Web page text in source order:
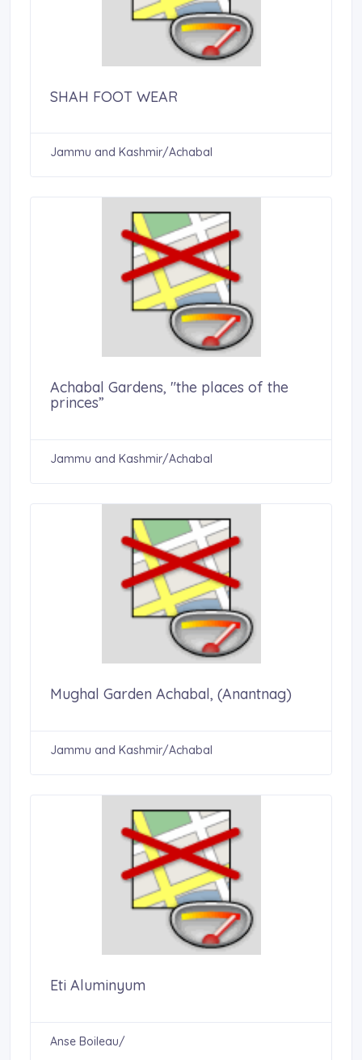
SHAH FOOT WEAR
Jammu and Kashmir/Achabal
Achabal Gardens, "the places of the
princes”
Jammu and Kashmir/Achabal
Mughal Garden Achabal, (Anantnag)
Jammu and Kashmir/Achabal
Eti Aluminyum
Anse Boileau/